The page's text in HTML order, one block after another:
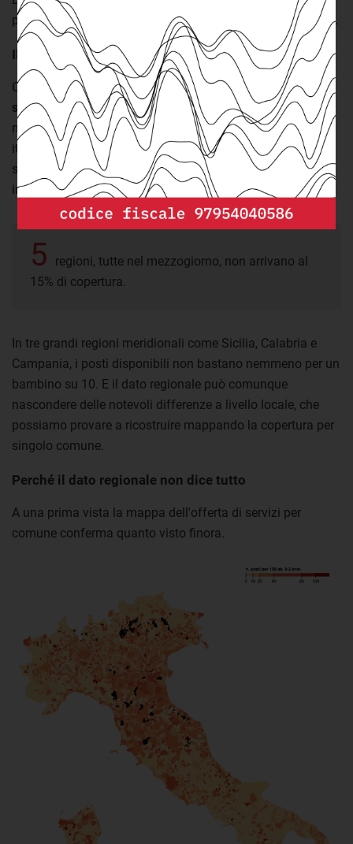
potrebbe migliorare in modo significativo il dato nazionale.
Il sud ancora indietro
Colpisce invece come
in fondo alla classifica si trovino
solo regioni del mezzogiorno
. Mentre Molise e Abruzzo
mantengono un dato comunque in linea con la media
italiana registrata in quell'anno, se ci spostiamo ancora a
sud emerge una carenza di strutture dedicate alla prima
infanzia, in alcuni casi drammatica.
5
regioni, tutte nel mezzogiorno, non arrivano al
15% di copertura.
In tre grandi regioni meridionali come Sicilia, Calabria e
Campania, i posti disponibili non bastano nemmeno per un
bambino su 10. E il dato regionale può comunque
nascondere delle notevoli differenze a livello locale, che
possiamo provare a ricostruire mappando la copertura per
singolo comune.
Perché il dato regionale non dice tutto
A una prima vista la mappa dell'offerta di servizi per
comune conferma quanto visto finora.